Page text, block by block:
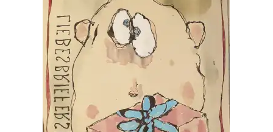
News
Kontakt